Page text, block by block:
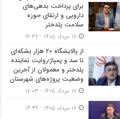
برای پرداخت بدهی‌های
دارویی و ارتقای حوزه
سلامت پلدختر
از پالایشگاه ۲۰ هزار بشکه‌ای
تا سد و پمپاژ؛روایت نماینده
پلدختر و معمولان از آخرین
وضعیت پروژه‌های شهرستان